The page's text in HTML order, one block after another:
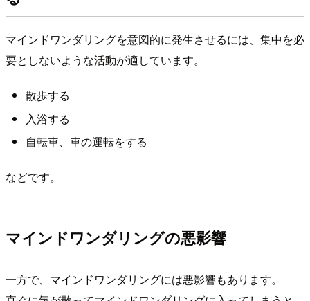
マインドワンダリングを意図的に発生させるには、集中を必
要としないような活動が適しています。
散歩する
入浴する
自転車、車の運転をする
などです。
マインドワンダリングの悪影響
一方で、マインドワンダリングには悪影響もあります。